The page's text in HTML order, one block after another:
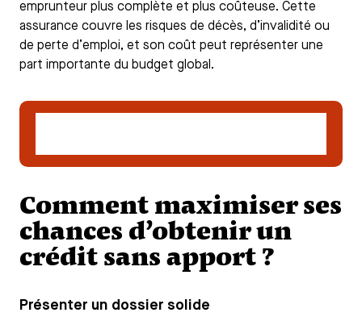
emprunteur plus complète et plus coûteuse. Cette
assurance couvre les risques de décès, d’invalidité ou
de perte d’emploi, et son coût peut représenter une
part importante du budget global.
Comment maximiser ses
chances d’obtenir un
crédit sans apport ?
Présenter un dossier solide